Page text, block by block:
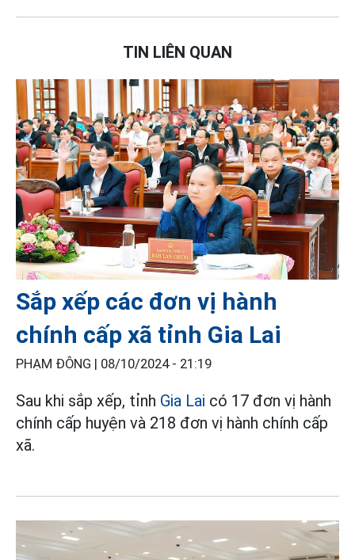
TIN LIÊN QUAN
Sắp xếp các đơn vị hành
chính cấp xã tỉnh Gia Lai
PHẠM ĐÔNG | 08/10/2024 - 21:19
Sau khi sắp xếp, tỉnh Gia Lai có 17 đơn vị hành
chính cấp huyện và 218 đơn vị hành chính cấp
xã.